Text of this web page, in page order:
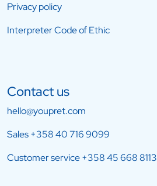
Privacy policy
Interpreter Code of Ethic
Contact us
hello@youpret.com
Sales+358 40 716 9099
Customer service+358 45 668 8113